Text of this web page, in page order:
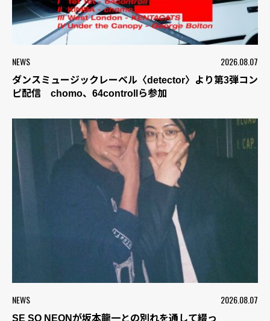
NEWS 2026.08.07
ダンスミュージックレーベル〈detector〉より第3弾コン
ピ配信 chomo、64controllら参加
NEWS 2026.08.07
SE SO NEONが坂本龍一との別れを通して綴っ